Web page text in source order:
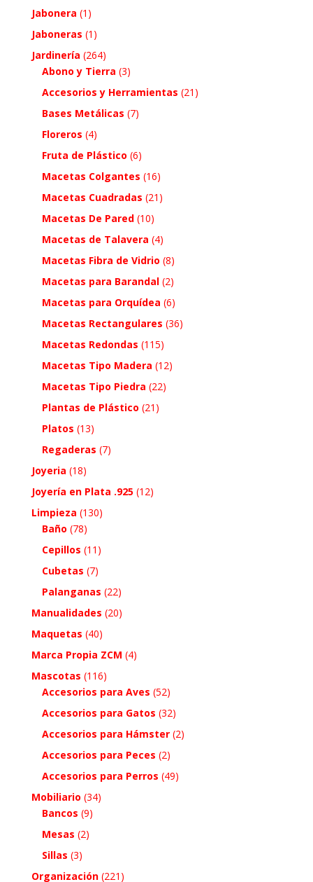
Jabonera (1)
Jaboneras (1)
Jardinería (264)
Abono y Tierra (3)
Accesorios y Herramientas (21)
Bases Metálicas (7)
Floreros (4)
Fruta de Plástico (6)
Macetas Colgantes (16)
Macetas Cuadradas (21)
Macetas De Pared (10)
Macetas de Talavera (4)
Macetas Fibra de Vidrio (8)
Macetas para Barandal (2)
Macetas para Orquídea (6)
Macetas Rectangulares (36)
Macetas Redondas (115)
Macetas Tipo Madera (12)
Macetas Tipo Piedra (22)
Plantas de Plástico (21)
Platos (13)
Regaderas (7)
Joyeria (18)
Joyería en Plata .925 (12)
Limpieza (130)
Baño (78)
Cepillos (11)
Cubetas (7)
Palanganas (22)
Manualidades (20)
Maquetas (40)
Marca Propia ZCM (4)
Mascotas (116)
Accesorios para Aves (52)
Accesorios para Gatos (32)
Accesorios para Hámster (2)
Accesorios para Peces (2)
Accesorios para Perros (49)
Mobiliario (34)
Bancos (9)
Mesas (2)
Sillas (3)
Organización (221)